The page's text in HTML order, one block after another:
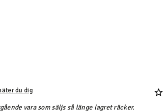
du dig
vara som säljs så länge lagret räcker.